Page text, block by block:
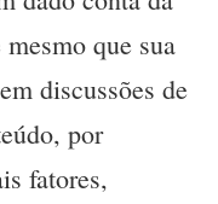
que sua
discussões de
por
fatores,